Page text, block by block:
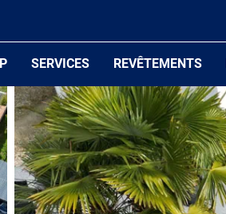
SERVICES REVÊTEMENTS